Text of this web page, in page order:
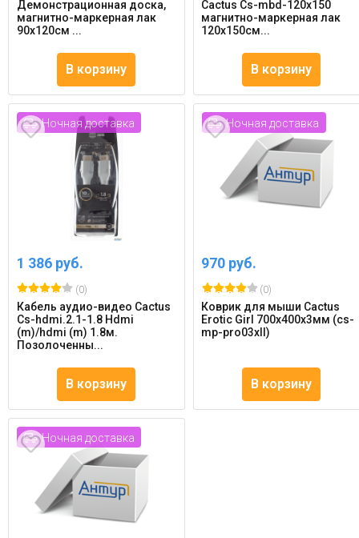
Демонстрационная доска,
магнитно-маркерная лак
90х120см ...
В корзину
Cactus Cs-mbd-120x150
магнитно-маркерная лак
120x150см...
В корзину
Ночная доставка
1 386 руб.
(0)
Кабель аудио-видео Cactus
Cs-hdmi.2.1-1.8 Hdmi
(m)/hdmi (m) 1.8м.
Позолоченны...
В корзину
Ночная доставка
970 руб.
(0)
Коврик для мыши Cactus
Erotic Girl 700x400x3мм (cs-
mp-pro03xll)
В корзину
Ночная доставка